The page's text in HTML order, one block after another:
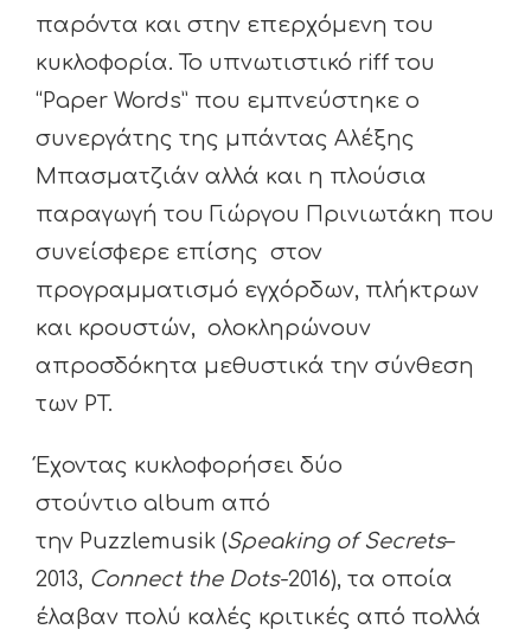
παρόντα και στην επερχόμενη του
κυκλοφορία. Το υπνωτιστικό riff του
“Paper Words” που εμπνεύστηκε ο
συνεργάτης της μπάντας Αλέξης
Μπασματζιάν αλλά και η πλούσια
παραγωγή του Γιώργου Πρινιωτάκη που
συνείσφερε επίσης στον
προγραμματισμό εγχόρδων, πλήκτρων
και κρουστών, ολοκληρώνουν
απροσδόκητα μεθυστικά την σύνθεση
των PT.
Έχοντας κυκλοφορήσει δύο
στούντιο album από
την Puzzlemusik (Speaking of Secrets–
2013, Connect the Dots-2016), τα οποία
έλαβαν πολύ καλές κριτικές από πολλά